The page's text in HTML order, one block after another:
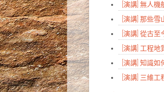
[演講] 無人
[演講] 那些
[演講] 從古
[演講] 工程
[演講] 知識如
[演講] 三維